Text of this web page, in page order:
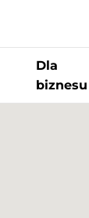
Dla
biznesu